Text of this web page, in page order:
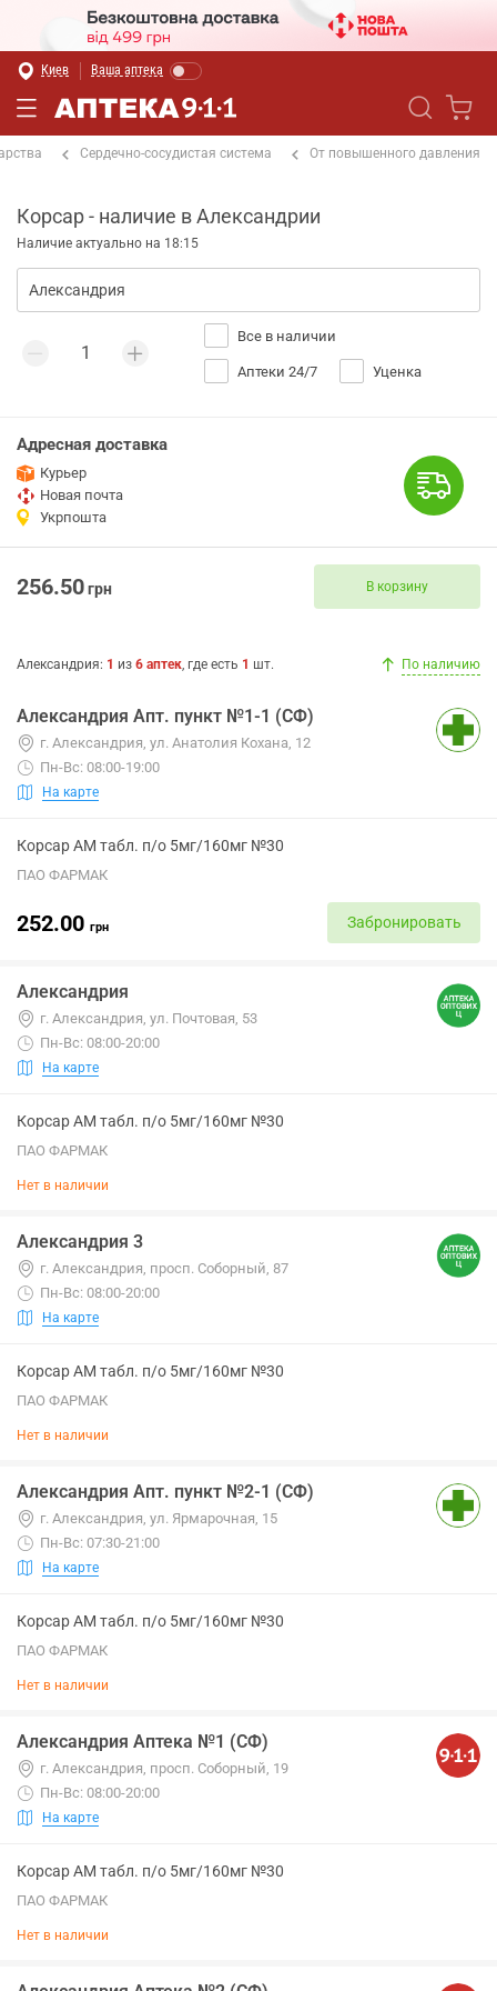
Киев Ваша аптека
Сердечно-сосудистая система От повышенного давления
Корсар - наличие в Александрии
Наличие актуально на 18:15
Все в наличии
Аптеки 24/7 Уценка
Адресная доставка
Курьер
Новая почта
Укрпошта
256.50грн В корзину
Александрия: 1 из 6 аптек, где есть 1 шт. По наличию
Александрия Апт. пункт №1-1 (СФ)
г. Александрия, ул. Анатолия Кохана, 12
Пн-Вс: 08:00-19:00
На карте
Корсар АМ табл. п/о 5мг/160мг №30
ПАО ФАРМАК
252.00 грн Забронировать
Александрия
г. Александрия, ул. Почтовая, 53
Пн-Вс: 08:00-20:00
На карте
Корсар АМ табл. п/о 5мг/160мг №30
ПАО ФАРМАК
Нет в наличии
Александрия 3
г. Александрия, просп. Соборный, 87
Пн-Вс: 08:00-20:00
На карте
Корсар АМ табл. п/о 5мг/160мг №30
ПАО ФАРМАК
Нет в наличии
Александрия Апт. пункт №2-1 (СФ)
г. Александрия, ул. Ярмарочная, 15
Пн-Вс: 07:30-21:00
На карте
Корсар АМ табл. п/о 5мг/160мг №30
ПАО ФАРМАК
Нет в наличии
Александрия Аптека №1 (СФ)
г. Александрия, просп. Соборный, 19
Пн-Вс: 08:00-20:00
На карте
Корсар АМ табл. п/о 5мг/160мг №30
ПАО ФАРМАК
Нет в наличии